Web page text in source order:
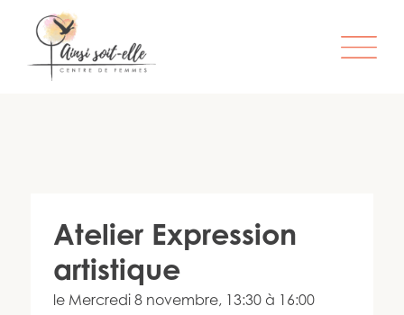
ÊTRE MEMBRE
S’IMPLIQUER
INFO-LETTRE
Atelier Expression
artistique
le Mercredi 8 novembre, 13:30 à 16:00